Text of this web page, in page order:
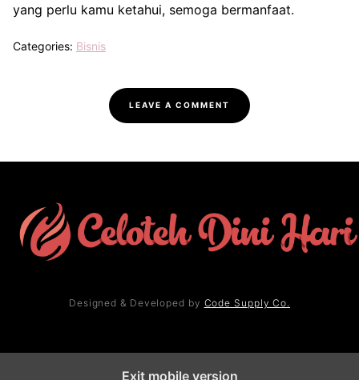
yang perlu kamu ketahui, semoga bermanfaat.
Categories: Bisnis
LEAVE A COMMENT
Designed & Developed by Code Supply Co.
Exit mobile version